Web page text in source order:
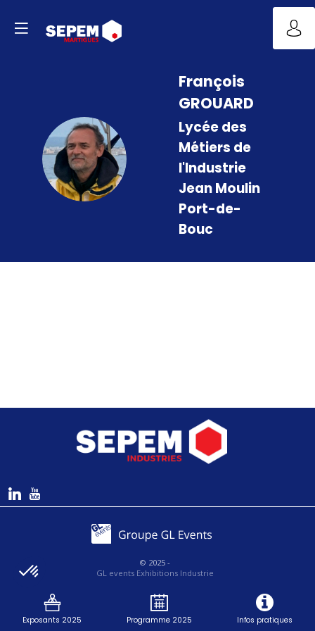
FG
François
GROUARD
Lycée des
Métiers de
l'Industrie
Jean Moulin
Port-de-
Bouc
© 2025 -
GL events Exhibitions Industrie
SEPEM Industries
- Tous droits réservés -
Mentions légales
Exposants 2025 Programme 2025 Infos pratiques